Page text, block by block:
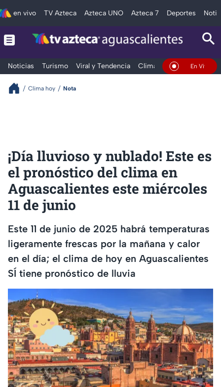
en vivo TV Azteca Azteca UNO Azteca 7 Deportes
Noticias Turismo Viral y Tendencia Clima DeportesEn Vivo
Clima hoy Nota
¡Día lluvioso y nublado! Este es
el pronóstico del clima en
Aguascalientes este miércoles
11 de junio
Este 11 de junio de 2025 habrá temperaturas
ligeramente frescas por la mañana y calor
en el día; el clima de hoy en Aguascalientes
SÍ tiene pronóstico de lluvia